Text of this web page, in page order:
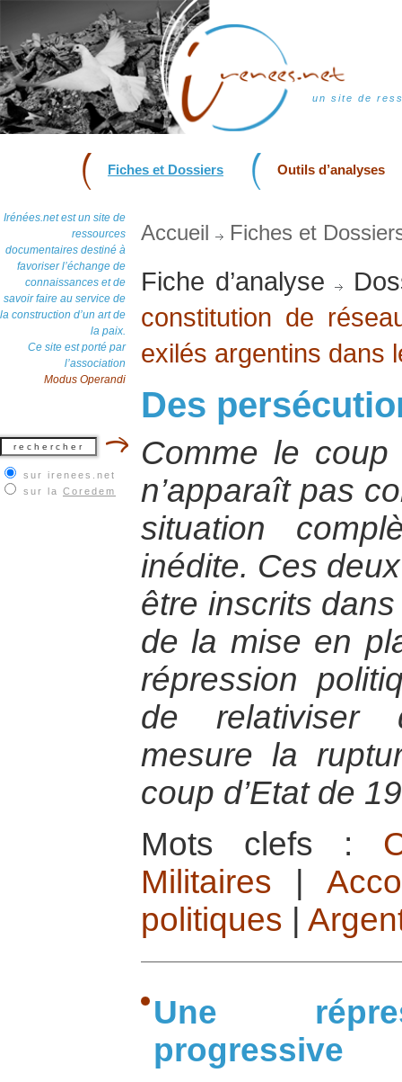
un site de
Fiches et Dossiers Outils d’analyses
Irénées.net est un site de
ressources
documentaires destiné à
favoriser l’échange de
connaissances et de
savoir faire au service de
la construction d’un art de
la paix.
Ce site est porté par
l’association
Modus Operandi
sur irenees.net
sur la Coredem
Accueil Fiches et
Fiche d’analyse
constitution de
exilés argentins dans
Des
Comme le coup
n’apparaît pas
situation
inédite. Ces
être inscrits
de la mise en
répression
de relativiser
mesure la
coup d’Etat de
Mots clefs :
Militaires
politiques
Une
progressive